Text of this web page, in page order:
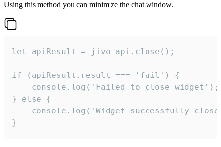
Using this method you can minimize the chat window.
let apiResult = jivo_api.close();
if (apiResult.result === 'fail') {
    console.log('Failed to close widget');
} else {
console.log('Widget successfully
}